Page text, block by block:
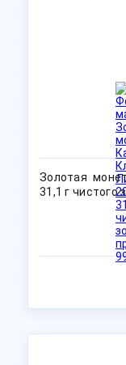
Золотая
31,1 г чистого